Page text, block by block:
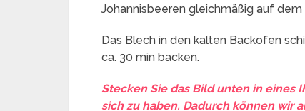
Johannisbeeren gleichmäßig auf
Das Blech in den kalten Backofen
ca. 30 min backen.
Stecken Sie das Bild unten in eines
sich zu haben. Dadurch können wir